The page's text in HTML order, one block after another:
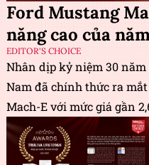
Ford Mustang
năng cao của
EDITOR'S CHOICE
Nhân dịp kỷ niệm 30
Nam đã chính thức ra
Mach-E với mức giá gần